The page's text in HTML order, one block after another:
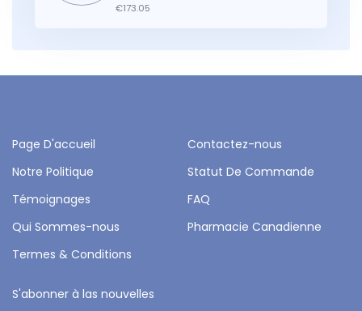
€173.05
Page D'accueil
Contactez-nous
Notre Politique
Statut De Commande
Témoignages
FAQ
Qui Sommes-nous
Pharmacie Canadienne
Termes & Conditions
S'abonner à las nouvelles